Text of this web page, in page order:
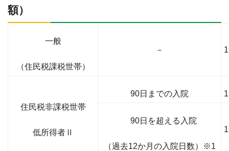
額）
一般
（住民税課税世帯）
－
住民税非課税世帯
低所得者Ⅱ
90日までの入院
90日を超える入院
（過去12か月の入院日数）※1